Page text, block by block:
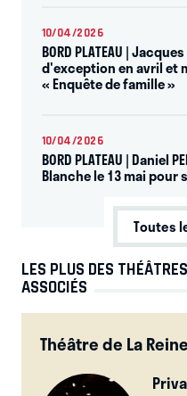
10/04/2026
BORD PLATEAU |
d'exception en avril et
« Enquête de famille »
10/04/2026
BORD PLATEAU | Daniel
Blanche le 13 mai
Toutes
LES PLUS DES
ASSOCIÉS
Théâtre de La